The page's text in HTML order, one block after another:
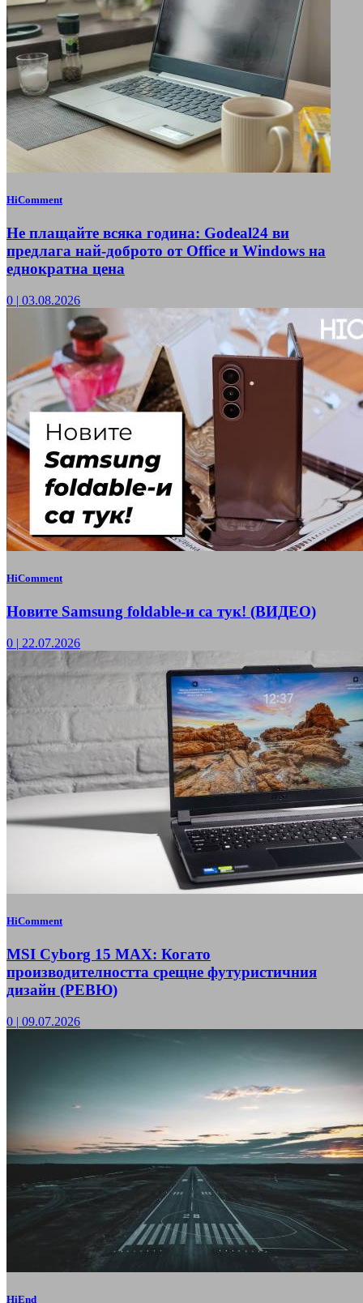
HiComment
Не плащайте всяка година: Godeal24 ви
предлага най-доброто от Office и Windows на
еднократна цена
0 | 03.08.2026
HiComment
Новите Samsung foldable-и са тук! (ВИДЕО)
0 | 22.07.2026
HiComment
MSI Cyborg 15 MAX: Когато
производителността срещне футуристичния
дизайн (РЕВЮ)
0 | 09.07.2026
HiEnd